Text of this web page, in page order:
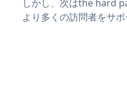
しかし、次はthe hard
より多くの訪問者をサ